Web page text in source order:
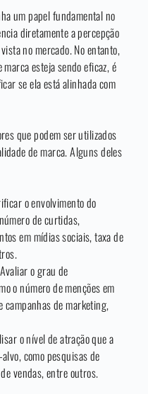
um papel fundamental no
diretamente a percepção
no mercado. No entanto,
esteja sendo eficaz, é
se ela está alinhada com
que podem ser utilizados
de marca. Alguns deles
o envolvimento do
de curtidas,
em mídias sociais, taxa de
o grau de
o número de menções em
campanhas de marketing,
o nível de atração que a
como pesquisas de
vendas, entre outros.